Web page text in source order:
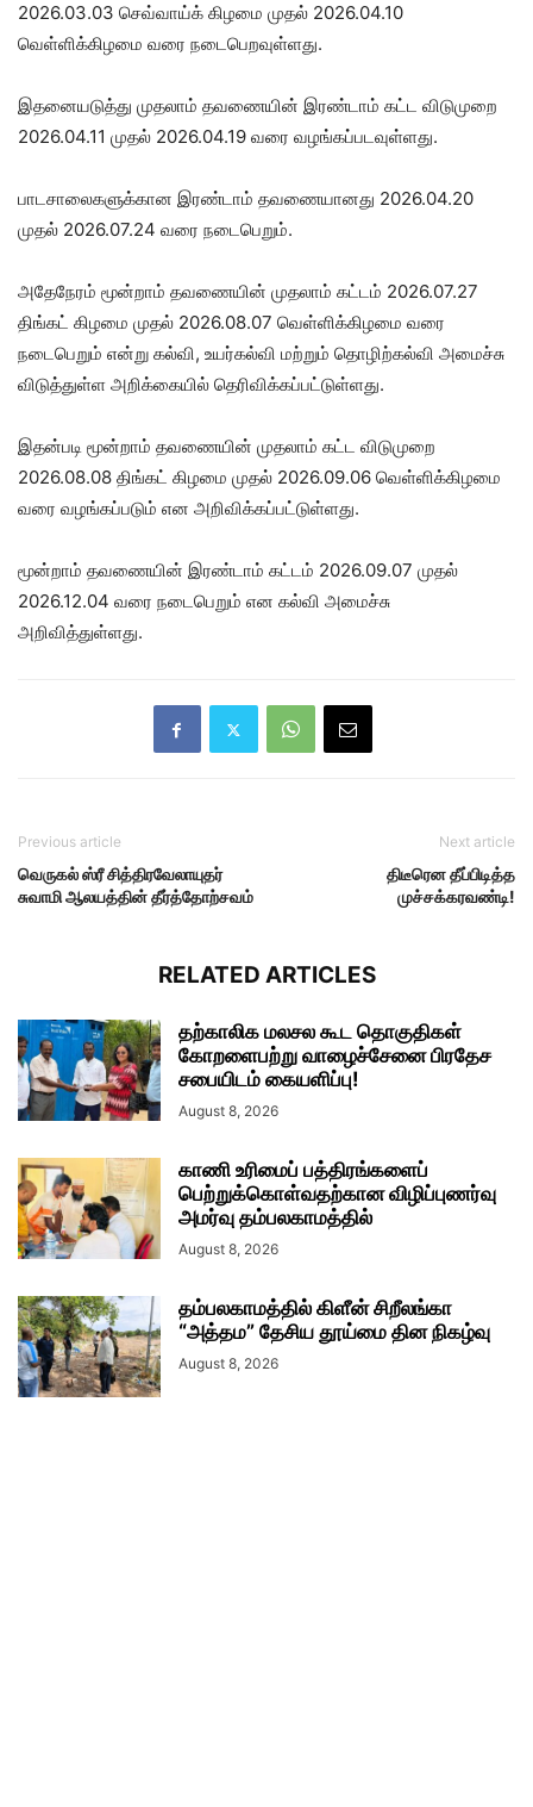
2026.03.03 செவ்வாய்க் கிழமை முதல் 2026.04.10
வெள்ளிக்கிழமை வரை நடைபெறவுள்ளது.
இதனையடுத்து முதலாம் தவணையின் இரண்டாம் கட்ட விடுமுறை
2026.04.11 முதல் 2026.04.19 வரை வழங்கப்படவுள்ளது.
பாடசாலைகளுக்கான இரண்டாம் தவணையானது 2026.04.20
முதல் 2026.07.24 வரை நடைபெறும்.
அதேநேரம் மூன்றாம் தவணையின் முதலாம் கட்டம் 2026.07.27
திங்கட் கிழமை முதல் 2026.08.07 வெள்ளிக்கிழமை வரை
நடைபெறும் என்று கல்வி, உயர்கல்வி மற்றும் தொழிற்கல்வி அமைச்சு
விடுத்துள்ள அறிக்கையில் தெரிவிக்கப்பட்டுள்ளது.
இதன்படி மூன்றாம் தவணையின் முதலாம் கட்ட விடுமுறை
2026.08.08 திங்கட் கிழமை முதல் 2026.09.06 வெள்ளிக்கிழமை
வரை வழங்கப்படும் என அறிவிக்கப்பட்டுள்ளது.
மூன்றாம் தவணையின் இரண்டாம் கட்டம் 2026.09.07 முதல்
2026.12.04 வரை நடைபெறும் என கல்வி அமைச்சு
அறிவித்துள்ளது.
Previous article
வெருகல் ஸ்ரீ சித்திரவேலாயுதர்
சுவாமி ஆலயத்தின் தீர்த்தோற்சவம்
Next article
திடீரென தீப்பிடித்த
முச்சக்கரவண்டி!
RELATED ARTICLES
தற்காலிக மலசல கூட தொகுதிகள்
கோறளைபற்று வாழைச்சேனை பிரதேச
சபையிடம் கையளிப்பு!
August 8, 2026
காணி உரிமைப் பத்திரங்களைப்
பெற்றுக்கொள்வதற்கான விழிப்புணர்வு
அமர்வு தம்பலகாமத்தில்
August 8, 2026
தம்பலகாமத்தில் கிளீன் சிறீலங்கா
“அத்தம” தேசிய தூய்மை தின நிகழ்வு
August 8, 2026